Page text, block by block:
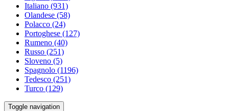
Italiano (931)
Olandese (58)
Polacco (24)
Portoghese (127)
Rumeno (40)
Russo (251)
Sloveno (5)
Spagnolo (1196)
Tedesco (251)
Turco (129)
Toggle navigation